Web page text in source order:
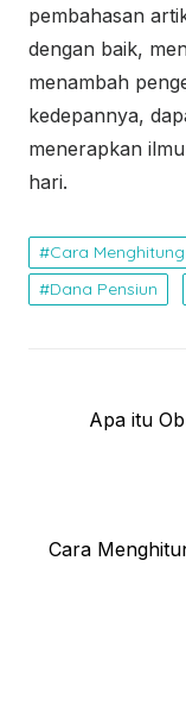
pembahasan
dengan baik,
menambah
kedepannya,
menerapkan
hari.
Cara
Dana Pensiun
Apa itu
NCara